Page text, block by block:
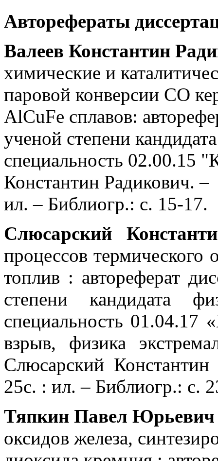
Авторефераты
Валеев Константин
химические и
паровой конверсии СО
AlCuFe сплавов:
ученой степени
специальность 02.00.15
Константин Радикович.
ил. – Библиогр.: с. 15-17.
Слюсарский
процессов термического
топлив : автореферат
степени кандидата
специальность 01.04.17
взрыв, физика
Слюсарский
25с. : ил. – Библиогр.: с.
Тяпкин Павел
оксидов железа,